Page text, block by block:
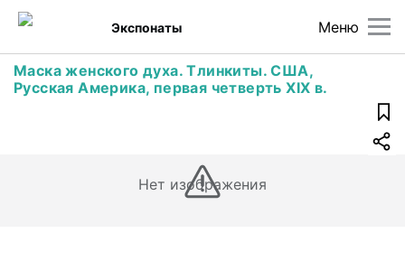
Меню
Экспонаты
Маска женского духа. Тлинкиты. США,
Русская Америка, первая четверть XIX в.
Нет изображения